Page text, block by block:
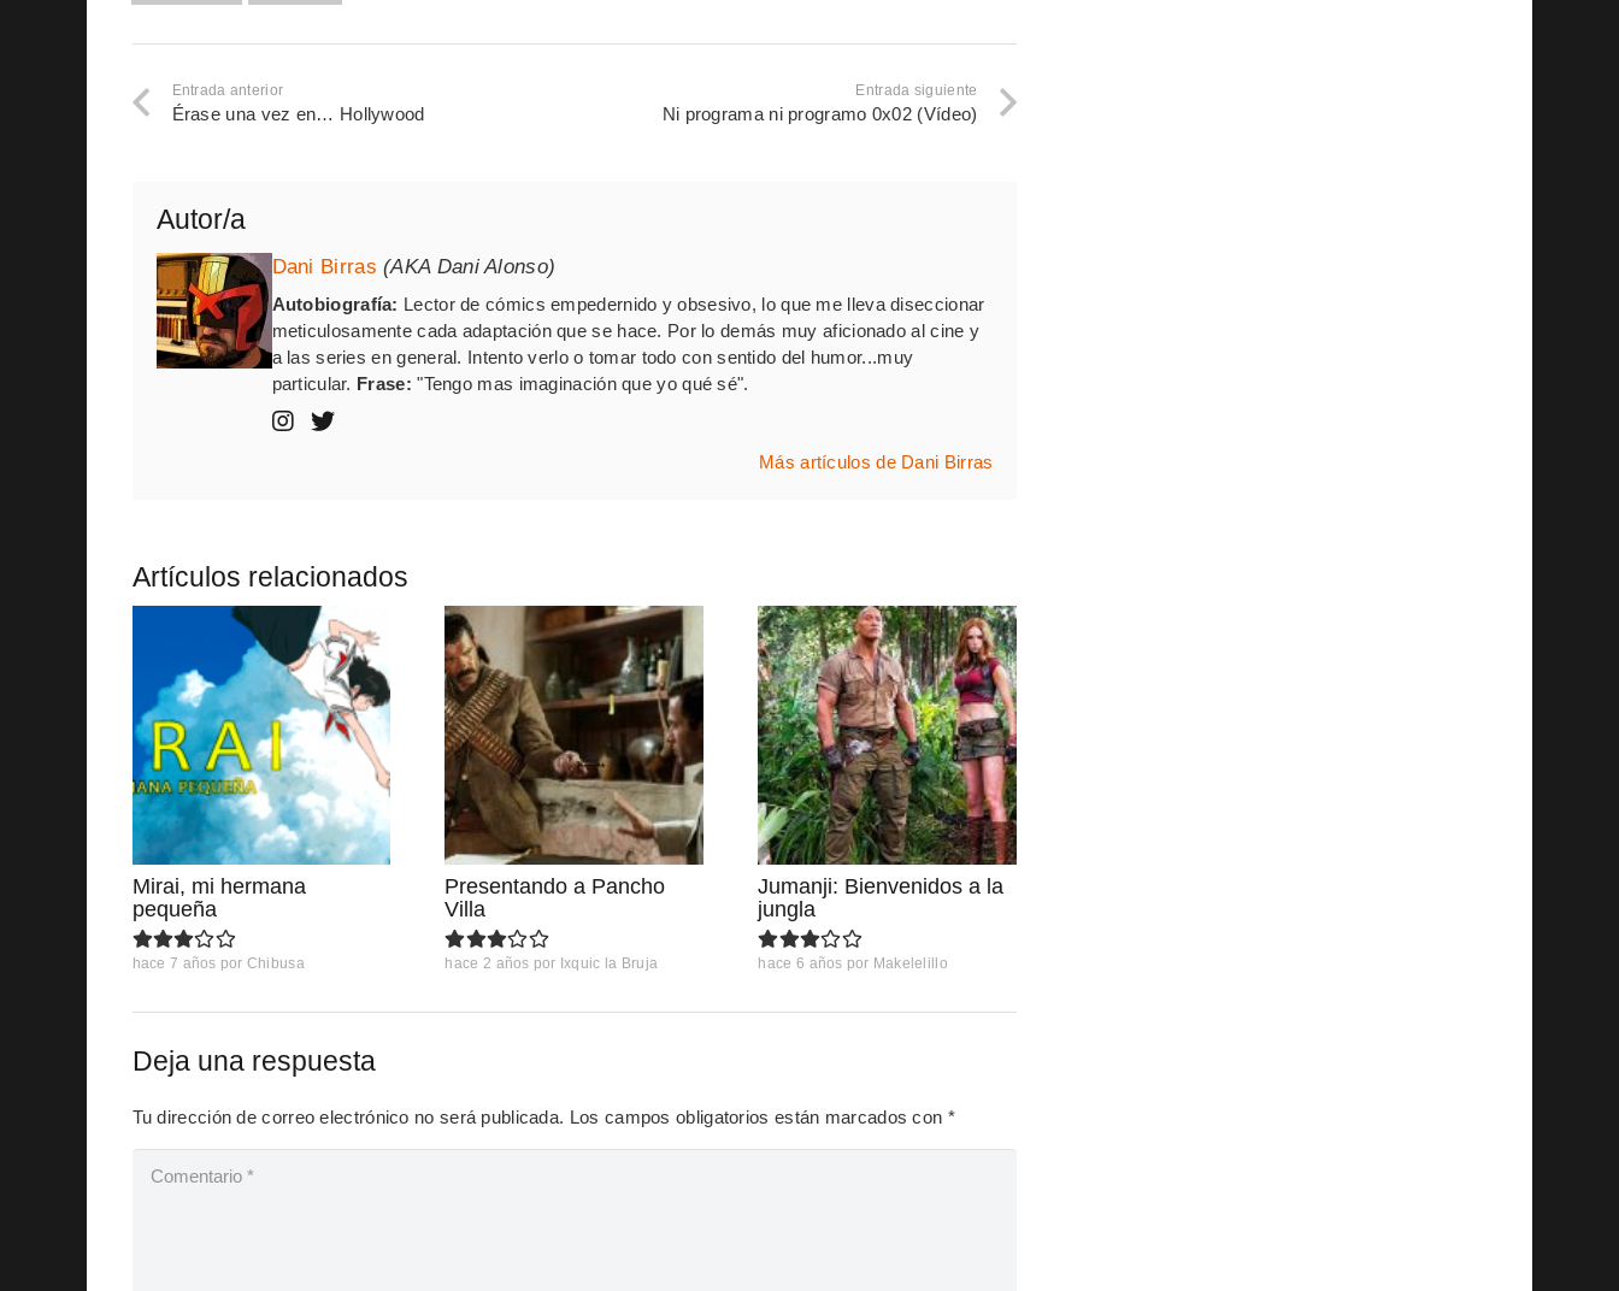
Entrada anterior
Érase una vez en… Hollywood
Entrada siguiente
Ni programa ni programo 0x02 (Vídeo)
Autor/a
Dani Birras (AKA Dani Alonso)
Autobiografía: Lector de cómics empedernido y obsesivo, lo que me lleva diseccionar
meticulosamente cada adaptación que se hace. Por lo demás muy aficionado al cine y
a las series en general. Intento verlo o tomar todo con sentido del humor...muy
particular. Frase: "Tengo mas imaginación que yo qué sé".
Más artículos de Dani Birras
Artículos relacionados
Mirai, mi hermana
pequeña
hace 7 años por Chibusa
Presentando a Pancho
Villa
hace 2 años por Ixquic la Bruja
Jumanji: Bienvenidos a la
jungla
hace 6 años por Makelelillo
Deja una respuesta
Tu dirección de correo electrónico no será publicada. Los campos obligatorios están marcados con *